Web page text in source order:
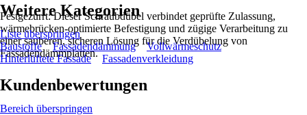
Festgezurrt: Dieser Schraubdübel verbindet geprüfte Zulassung,
wärmebrücken-optimierte Befestigung und zügige Verarbeitung zu
einer sauberen, sicheren Lösung für die Verdübelung von
Fassadendämmplatten.
Weitere Kategorien
Liste überspringen
Baustoffe
Fassadendämmung
Vollwärmeschutz
Hinterlüftete Fassade
Fassadenverkleidung
Kundenbewertungen
Bereich überspringen